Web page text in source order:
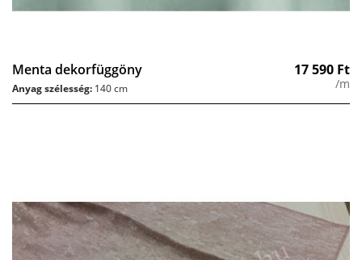
Menta dekorfüggöny 17 590 Ft
/m
Anyag szélesség: 140 cm